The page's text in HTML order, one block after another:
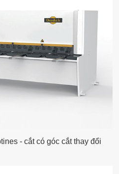
- cắt có góc cắt thay đổi